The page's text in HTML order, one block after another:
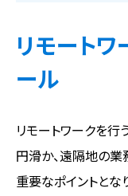
リモートワ
ール
リモートワークを行
円滑か、遠隔地の業
重要なポイントとな